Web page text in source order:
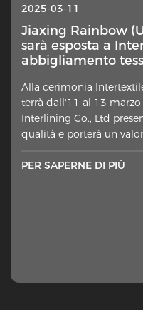
2025-10-13
Interlineing —
nascosto è
riflettori?
Un elemento sottile
attirando rinnovata
sartori domestici e
extra di tessuto messo
PER SAPERNE DI PIÙ
2025-03-11
Jiaxing Rainbow
sarà esposta a
abbigliamento
Alla cerimonia
terrà dall'11 al 13
Interlining Co., Ltd
qualità e porterà un
PER SAPERNE DI PIÙ